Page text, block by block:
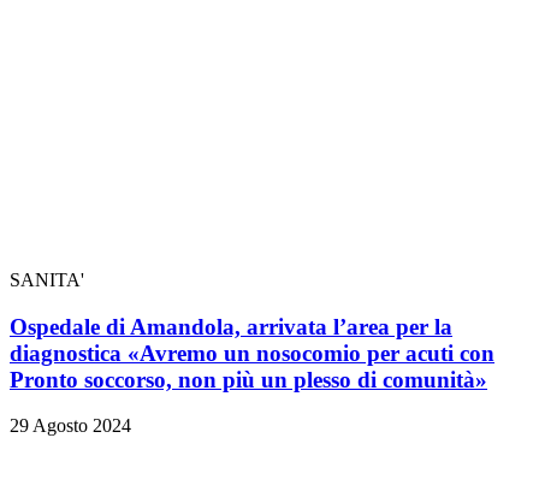
SANITA'
Ospedale di Amandola, arrivata l’area per la
diagnostica «Avremo un nosocomio per acuti con
Pronto soccorso, non più un plesso di comunità»
29 Agosto 2024